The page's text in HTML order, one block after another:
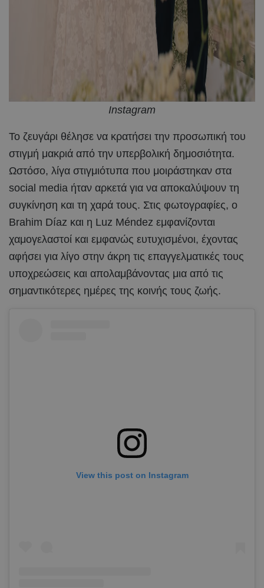
Instagram
Το ζευγάρι θέλησε να κρατήσει την προσωπική του
στιγμή μακριά από την υπερβολική δημοσιότητα.
Ωστόσο, λίγα στιγμιότυπα που μοιράστηκαν στα
social media ήταν αρκετά για να αποκαλύψουν τη
συγκίνηση και τη χαρά τους. Στις φωτογραφίες, ο
Brahim Díaz και η Luz Méndez εμφανίζονται
χαμογελαστοί και εμφανώς ευτυχισμένοι, έχοντας
αφήσει για λίγο στην άκρη τις επαγγελματικές τους
υποχρεώσεις και απολαμβάνοντας μια από τις
σημαντικότερες ημέρες της κοινής τους ζωής.
View this post on Instagram